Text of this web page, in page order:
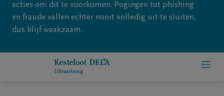
acties om dit te voorkomen. Pogingen tot phishing
en fraude vallen echter nooit volledig uit te sluiten,
dus blijf waakzaam.